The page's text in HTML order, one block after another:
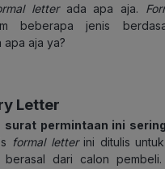
letter ada apa aja.
beberapa jenis
apa aja ya?
Letter
surat permintaan ini
formal letter ini ditulis
berasal dari calon